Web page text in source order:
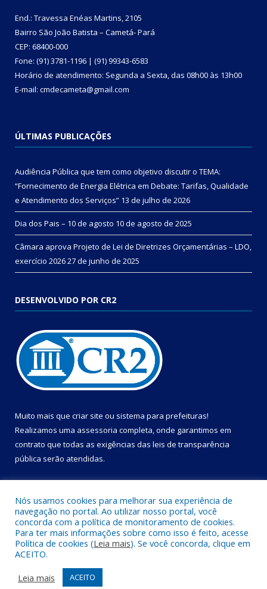
End.: Travessa Enéas Martins, 2105
Bairro São João Batista – Cametá- Pará
CEP: 68400-000
Fone: (91) 3781-1196 | (91) 99343-6583
Horário de atendimento: Segunda a Sexta, das 08h00 às 13h00
E-mail: cmdecameta@gmail.com
ÚLTIMAS PUBLICAÇÕES
Audiência Pública que tem como objetivo discutir o TEMA:
“Fornecimento de Energia Elétrica em Debate: Tarifas, Qualidade
e Atendimento dos Serviços” 13 de julho de 2026
Dia dos Pais – 10 de agosto 10 de agosto de 2025
Câmara aprova Projeto de Lei de Diretrizes Orçamentárias – LDO,
exercício 202627 de junho de 2025
DESENVOLVIDO POR CR2
Muito mais que criar site ou sistema para prefeituras!
Realizamos uma assessoria completa, onde garantimos em
contrato que todas as exigências das leis de transparência
pública serão atendidas.
Todos os direitos reservados a Câmara Municipal de Cametá.
Mapa do Site
Acessar Área Administrativa
Nós usamos cookies para melhorar sua experiência de
navegação no portal. Ao utilizar nosso portal, você
concorda com a política de monitoramento de cookies.
Para ter mais informações sobre como isso é feito, acesse
Política de cookies (Leia mais). Se você concorda, clique em
ACEITO.
Leia mais
ACEITO